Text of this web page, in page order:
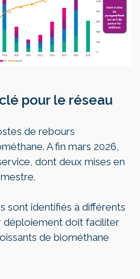
pour le réseau
de rebours
A fin mars 2026,
dont deux mises en
sont identifiés à différents
déploiement doit faciliter
de biométhane